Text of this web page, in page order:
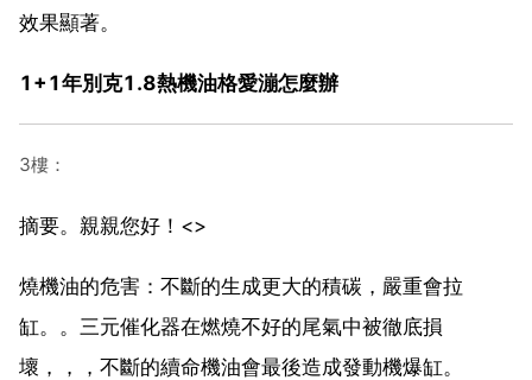
效果顯著。
1+1年別克1.8熱機油格愛漰怎麼辦
3樓：
摘要。親親您好！<>
燒機油的危害：不斷的生成更大的積碳，嚴重會拉
缸。。三元催化器在燃燒不好的尾氣中被徹底損
壞，，，不斷的續命機油會最後造成發動機爆缸。